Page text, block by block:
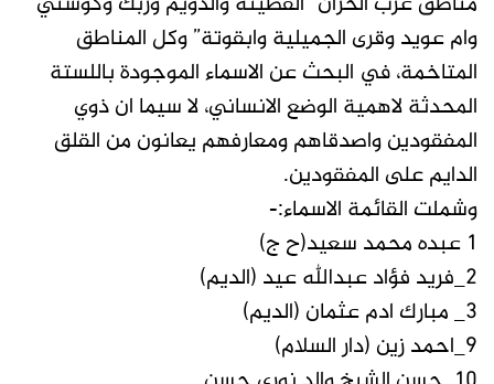
وام عويد وقرى الجميلية وابقوتة” وكل المناطق
المتاخمة، في البحث عن الاسماء الموجودة باللستة
المحدثة لاهمية الوضع الانساني، لا سيما ان ذوي
المفقودين واصدقاهم ومعارفهم يعانون من القلق
الدايم على المفقودين.
وشملت القائمة الاسماء:-
1 عبده محمد سعيد(ح ج)
2_فريد فؤاد عبدالله عيد (الديم)
3_ مبارك ادم عثمان (الديم)
9_احمد زين (دار السلام)